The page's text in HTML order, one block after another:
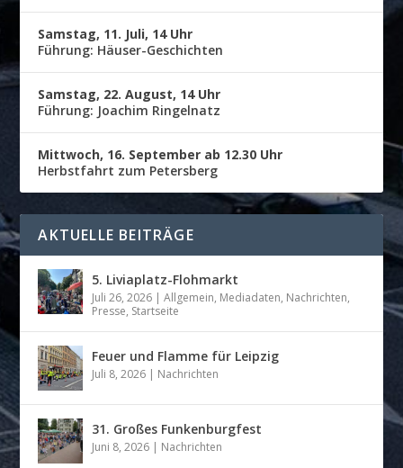
Samstag, 11. Juli, 14 Uhr
Führung: Häuser-Geschichten
Samstag, 22. August, 14 Uhr
Führung: Joachim Ringelnatz
Mittwoch, 16. September ab 12.30 Uhr
Herbstfahrt zum Petersberg
AKTUELLE BEITRÄGE
5. Liviaplatz-Flohmarkt
Juli 26, 2026 |Allgemein, Mediadaten, Nachrichten,
Presse, Startseite
Feuer und Flamme für Leipzig
Juli 8, 2026 | Nachrichten
31. Großes Funkenburgfest
Juni 8, 2026 | Nachrichten